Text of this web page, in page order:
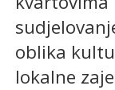
oblika
lokalne